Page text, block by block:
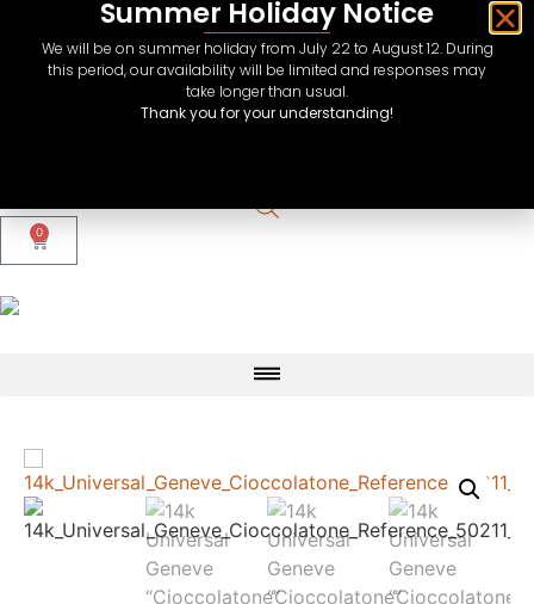
GBP
0
Summer Holiday Notice
We will be on summer holiday from July 22 to August 12. During
this period, our availability will be limited and responses may
take longer than usual.
Thank you for your understanding!